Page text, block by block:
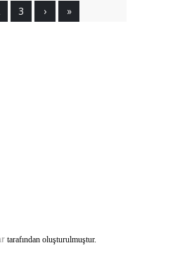
3 › »
tarafından oluşturulmuştur.